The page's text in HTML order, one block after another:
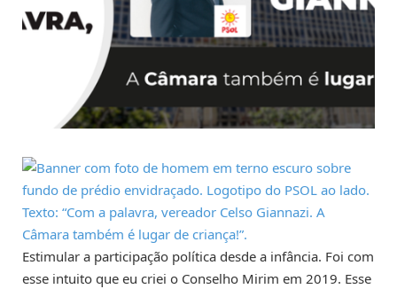
Estimular a participação política desde a infância. Foi com
esse intuito que eu criei o Conselho Mirim em 2019. Esse